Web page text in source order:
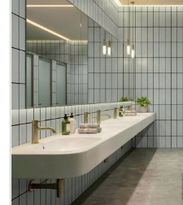
原Line已滿 無法加